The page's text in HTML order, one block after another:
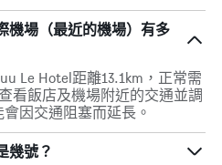
場（最近的機場）有多
Le Hotel距離13.1km，正常需
看飯店及機場附近的交通並調
因交通阻塞而延長。
幾號？